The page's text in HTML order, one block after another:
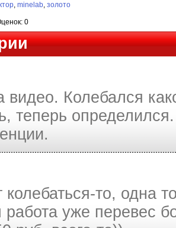
, minelab, золото
0
видео. Колебался
теперь
колебаться-то, одна
работа уже перевес